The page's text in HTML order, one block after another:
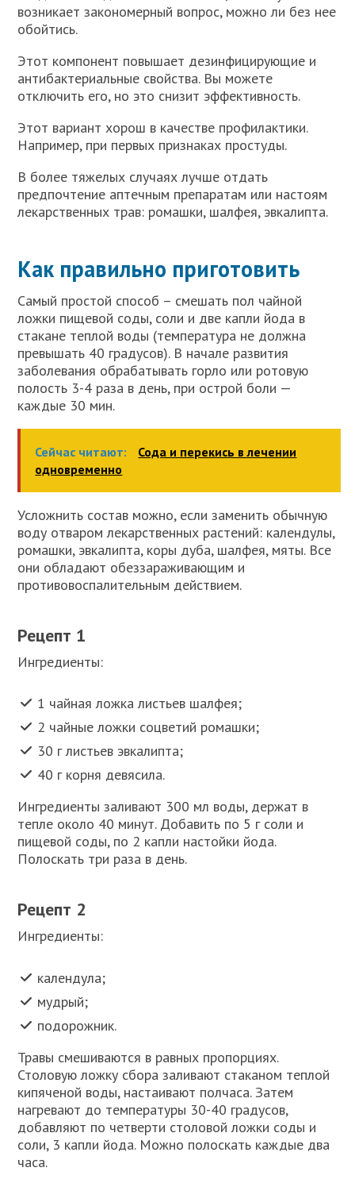
возникает закономерный вопрос, можно ли без нее
обойтись.
Этот компонент повышает дезинфицирующие и
антибактериальные свойства. Вы можете
отключить его, но это снизит эффективность.
Этот вариант хорош в качестве профилактики.
Например, при первых признаках простуды.
В более тяжелых случаях лучше отдать
предпочтение аптечным препаратам или настоям
лекарственных трав: ромашки, шалфея, эвкалипта.
Как правильно приготовить
Самый простой способ – смешать пол чайной
ложки пищевой соды, соли и две капли йода в
стакане теплой воды (температура не должна
превышать 40 градусов). В начале развития
заболевания обрабатывать горло или ротовую
полость 3-4 раза в день, при острой боли —
каждые 30 мин.
Сейчас читают:
Сода и перекись в лечении
одновременно
Усложнить состав можно, если заменить обычную
воду отваром лекарственных растений: календулы,
ромашки, эвкалипта, коры дуба, шалфея, мяты. Все
они обладают обеззараживающим и
противовоспалительным действием.
Рецепт 1
Ингредиенты:
1 чайная ложка листьев шалфея;
2 чайные ложки соцветий ромашки;
30 г листьев эвкалипта;
40 г корня девясила.
Ингредиенты заливают 300 мл воды, держат в
тепле около 40 минут. Добавить по 5 г соли и
пищевой соды, по 2 капли настойки йода.
Полоскать три раза в день.
Рецепт 2
Ингредиенты:
календула;
мудрый;
подорожник.
Травы смешиваются в равных пропорциях.
Столовую ложку сбора заливают стаканом теплой
кипяченой воды, настаивают полчаса. Затем
нагревают до температуры 30-40 градусов,
добавляют по четверти столовой ложки соды и
соли, 3 капли йода. Можно полоскать каждые два
часа.